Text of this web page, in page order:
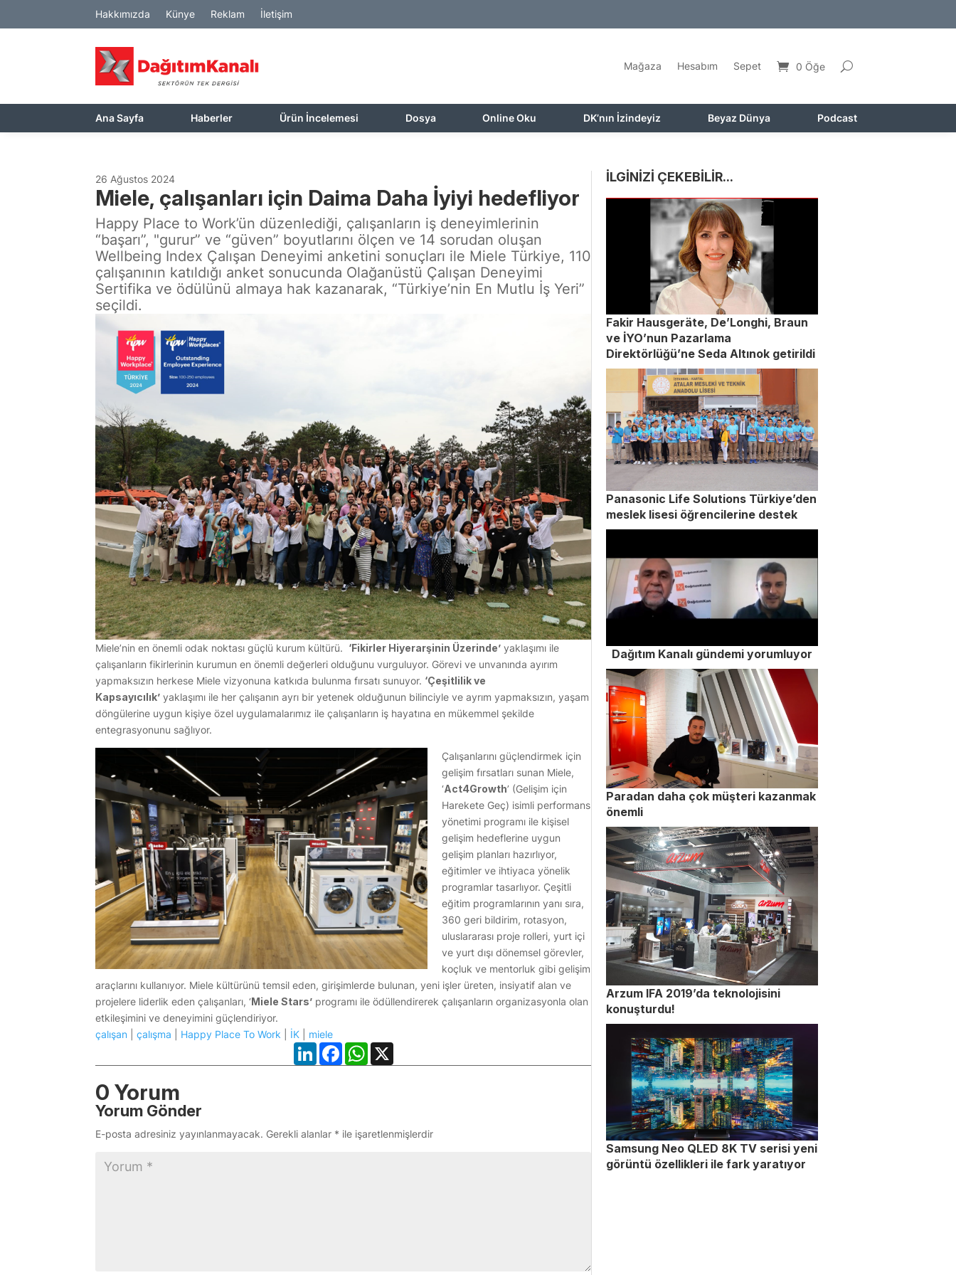
Hakkımızda Künye Reklam İletişim
Mağaza Hesabım Sepet 0 Öğe
Ana Sayfa Haberler Ürün İncelemesi Dosya Online Oku DK’nın İzindeyiz Beyaz Dünya Podcast
26 Ağustos 2024
Miele, çalışanları için Daima Daha İyiyi hedefliyor
Happy Place to Work’ün düzenlediği, çalışanların iş deneyimlerinin
“başarı”, "gurur” ve “güven” boyutlarını ölçen ve 14 sorudan oluşan
Wellbeing Index Çalışan Deneyimi anketini sonuçları ile Miele Türkiye, 110
çalışanının katıldığı anket sonucunda Olağanüstü Çalışan Deneyimi
Sertifika ve ödülünü almaya hak kazanarak, “Türkiye’nin En Mutlu İş Yeri”
seçildi.
Miele’nin en önemli odak noktası güçlü kurum kültürü. ‘Fikirler Hiyerarşinin Üzerinde’ yaklaşımı ile
çalışanların fikirlerinin kurumun en önemli değerleri olduğunu vurguluyor. Görevi ve unvanında ayırım
yapmaksızın herkese Miele vizyonuna katkıda bulunma fırsatı sunuyor. ‘Çeşitlilik ve
Kapsayıcılık’ yaklaşımı ile her çalışanın ayrı bir yetenek olduğunun bilinciyle ve ayrım yapmaksızın, yaşam
döngülerine uygun kişiye özel uygulamalarımız ile çalışanların iş hayatına en mükemmel şekilde
entegrasyonunu sağlıyor.
Çalışanlarını güçlendirmek için
gelişim fırsatları sunan Miele,
‘Act4Growth’ (Gelişim için
Harekete Geç) isimli performans
yönetimi programı ile kişisel
gelişim hedeflerine uygun
gelişim planları hazırlıyor,
eğitimler ve ihtiyaca yönelik
programlar tasarlıyor. Çeşitli
eğitim programlarının yanı sıra,
360 geri bildirim, rotasyon,
uluslararası proje rolleri, yurt içi
ve yurt dışı dönemsel görevler,
koçluk ve mentorluk gibi gelişim
araçlarını kullanıyor. Miele kültürünü temsil eden, girişimlerde bulunan, yeni işler üreten, insiyatif alan ve
projelere liderlik eden çalışanları, ‘Miele Stars’ programı ile ödüllendirerek çalışanların organizasyonla olan
etkileşimini ve deneyimini güçlendiriyor.
çalışan |çalışma Happy Place To Work İK
miele
LinkedInFacebookWhatsApp
X
0 Yorum
Yorum Gönder
E-posta adresiniz yayınlanmayacak. Gerekli alanlar * ile işaretlenmişlerdir
İLGİNİZİ ÇEKEBİLİR...
Fakir Hausgeräte, De’Longhi, Braun
ve İYO’nun Pazarlama
Direktörlüğü’ne Seda Altınok getirildi
Panasonic Life Solutions Türkiye’den
meslek lisesi öğrencilerine destek
Dağıtım Kanalı gündemi yorumluyor
Paradan daha çok müşteri kazanmak
önemli
Arzum IFA 2019’da teknolojisini
konuşturdu!
Samsung Neo QLED 8K TV serisi yeni
görüntü özellikleri ile fark yaratıyor